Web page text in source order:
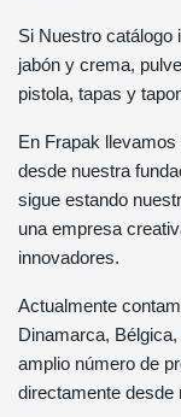
Si Nuestro catálogo
jabón y crema,
pistola, tapas y
En Frapak
desde nuestra
sigue estando
una empresa
innovadores.
Actualmente
Dinamarca,
amplio número de
directamente desde